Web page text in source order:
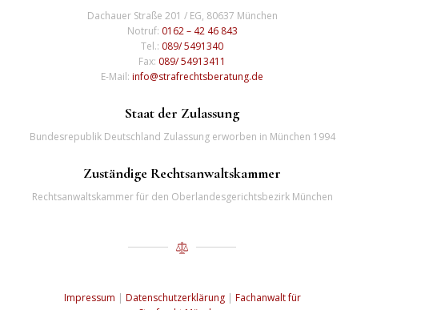
Dachauer Straße 201 / EG, 80637 München
Notruf: 0162 – 42 46 843
Tel.: 089/ 5491340
Fax: 089/ 54913411
E-Mail:info@strafrechtsberatung.de
Staat der Zulassung
Bundesrepublik Deutschland Zulassung erworben in München 1994
Zuständige Rechtsanwaltskammer
Rechtsanwaltskammer für den Oberlandesgerichtsbezirk München
Impressum | Datenschutzerklärung| Fachanwalt für